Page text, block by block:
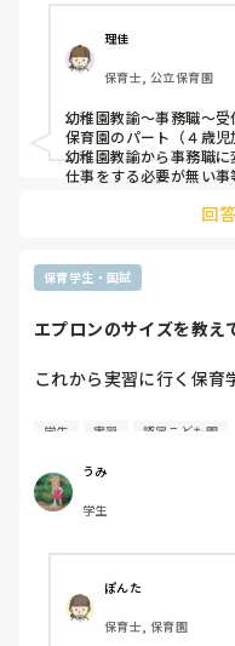
さを感じてしまいます
て、割と緩く、好きなよ
なのですが、向いてな
ろうか……？と悩んでし
元々事務職にも興味が
っていますが何年目に
まだふわっとしか決めて
今の職場に転職してま
て、まだ続けたいなと
向いてないな、と思う時
理佳
保育士, 公立保育園
幼稚園教諭〜事務職〜
保育園のパート（４歳児
幼稚園教諭から事務職
仕事をする必要が無い
離れてみて気が付く事も
今の職場の方々が優しい
回
保育学生・国試
エプロンのサイズを教え
これから実習に行く保育
身長150cm
エプロンのサイズですが
Sサイズのエプロンを売
皆さんはどこでよくエプ
学校からは2枚いると聞
大丈夫そうですか？
学生 実習 認定こども園
うみ
学生
ぽんた
保育士, 保育園